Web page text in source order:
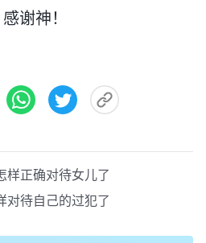
谢神！
正确对待女儿了
待自己的过犯了